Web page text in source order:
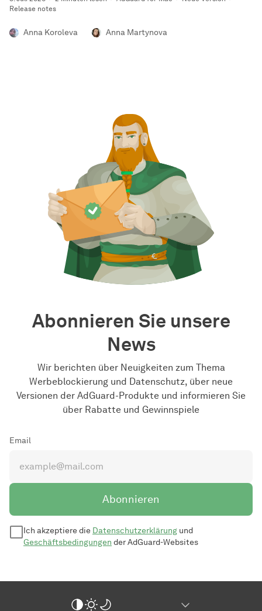
Release notes
Anna Koroleva Anna Martynova
Abonnieren Sie unsere
News
Wir berichten über Neuigkeiten zum Thema
Werbeblockierung und Datenschutz, über neue
Versionen der AdGuard-Produkte und informieren Sie
über Rabatte und Gewinnspiele
Email
Abonnieren
Ich akzeptiere die Datenschutzerklärung und
Geschäftsbedingungen der AdGuard-Websites